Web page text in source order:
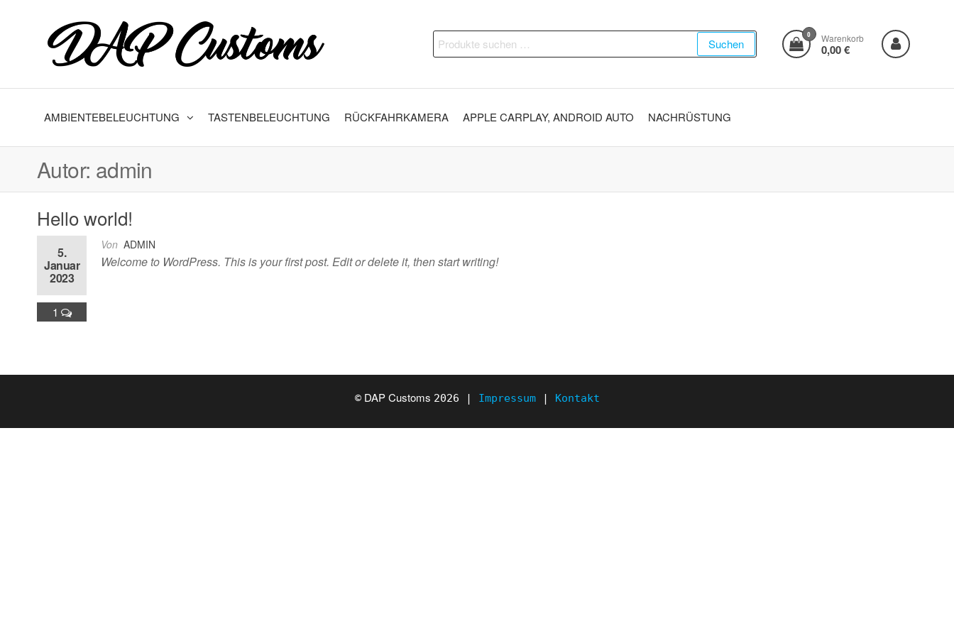
DAP
Customs
Fahrzeugveredelung –
Ambientebeleuchtung,
Nachrüstungen und
Suchen
nach:
Suchen
0 Warenkorb
0,00 €
AMBIENTEBELEUCHTUNG TASTENBELEUCHTUNG RÜCKFAHRKAMERA APPLE CARPLAY, ANDROID AUTO NACHRÜSTUNG
Autor: admin
Hello world!
Von ADMIN
5.
Januar
2023
1
Welcome to WordPress. This is your first post. Edit or delete it, then start writing!
©DAP Customs 2026 | Impressum| Kontakt